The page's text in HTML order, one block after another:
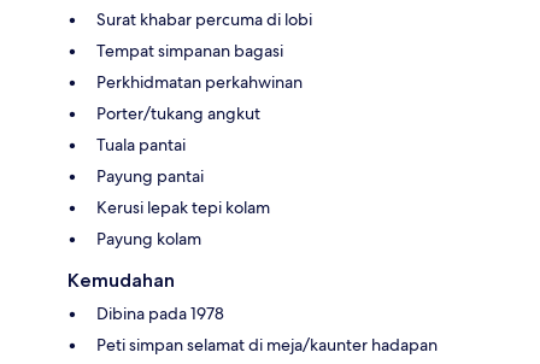
Surat khabar percuma di lobi
Tempat simpanan bagasi
Perkhidmatan perkahwinan
Porter/tukang angkut
Tuala pantai
Payung pantai
Kerusi lepak tepi kolam
Payung kolam
Kemudahan
Dibina pada 1978
Peti simpan selamat di meja/kaunter hadapan